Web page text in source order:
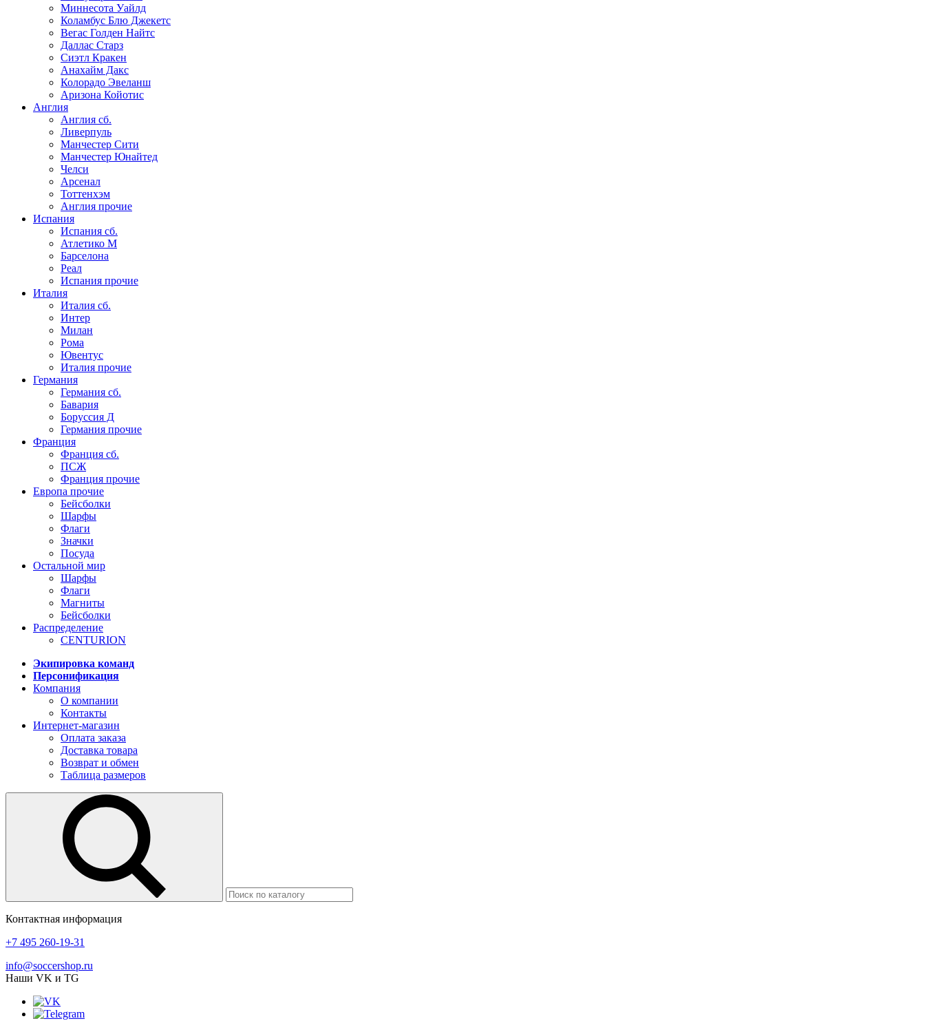
Миннесота Уайлд
Коламбус Блю Джекетс
Вегас Голден Найтс
Даллас Старз
Сиэтл Кракен
Анахайм Дакс
Колорадо Эвеланш
Аризона Койотис
Англия
Англия сб.
Ливерпуль
Манчестер Сити
Манчестер Юнайтед
Челси
Арсенал
Тоттенхэм
Англия прочие
Испания
Испания сб.
Атлетико М
Барселона
Реал
Испания прочие
Италия
Италия сб.
Интер
Милан
Рома
Ювентус
Италия прочие
Германия
Германия сб.
Бавария
Боруссия Д
Германия прочие
Франция
Франция сб.
ПСЖ
Франция прочие
Европа прочие
Бейсболки
Шарфы
Флаги
Значки
Посуда
Остальной мир
Шарфы
Флаги
Магниты
Бейсболки
Распределение
CENTURION
Экипировка команд
Персонификация
Компания
О компании
Контакты
Интернет-магазин
Оплата заказа
Доставка товара
Возврат и обмен
Таблица размеров
Контактная информация
+7 495 260-19-31
info@soccershop.ru
Наши VK и TG